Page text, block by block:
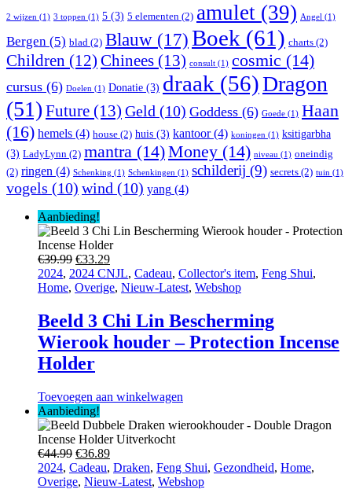
2 wijzen (1) 3 toppen (1) 5 (3) 5 elementen (2) amulet (39) Angel (1)
Bergen (5) blad (2) Blauw (17) Boek (61) charts (2)
Children (12) Chinees (13) consult (1) cosmic (14)
cursus (6) Doelen (1) Donatie (3) draak (56)Dragon
(51) Future (13) Geld (10) Goddess (6) Goede (1) Haan
(16) hemels (4) house (2) huis (3) kantoor(4) koningen (1) ksitigarbha
(3) LadyLynn (2) mantra (14)Money (14) niveau (1) oneindig
(2) ringen (4) Schenking (1) Schenkingen (1) schilderij (9) secrets (2) tuin (1)
vogels (10) wind (10) yang (4)
Aanbieding!
€39.99 Oorspronkelijke
prijs
was:
€33.29Huidige
prijs
is:
2024, 2024 CNJL, Cadeau, Collector's item, Feng Shui,
Home, Overige, Nieuw-Latest, Webshop
Beeld 3 Chi Lin Bescherming
Wierook houder – Protection Incense
Holder
Toevoegen aan winkelwagen
Aanbieding!
€44.99 Oorspronkelijke
prijs
was:
€36.89Huidige
prijs
is:
2024, Cadeau, Draken, Feng Shui, Gezondheid, Home,
Overige, Nieuw-Latest, Webshop